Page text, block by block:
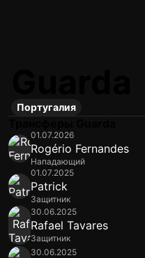
Португалия
01.07.2026
Rogério Fernandes
Нападающий
01.07.2025
Patrick
Защитник
30.06.2025
Rafael Tavares
Защитник
30.06.2025